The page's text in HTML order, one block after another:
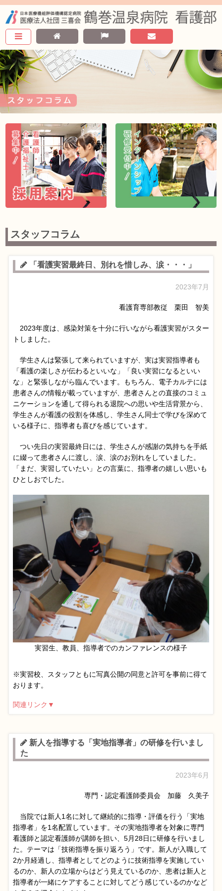
スタッフコラム
「看護実習最終日、別れを惜しみ、涙・・・」
2023年7月
看護育専部教従 栗田 智美
2023年度は、感染対策を十分に行いながら看護実習がスター
トしました。
学生さんは緊張して来られていますが、実は実習指導者も
「看護の楽しさが伝わるといいな」「良い実習になるといい
な」と緊張しながら臨んでいます。もちろん、電子カルテには
患者さんの情報が載っていますが、患者さんとの直接のコミュ
ニケーションを通して得られる退院への思いや生活背景から、
学生さんが看護の役割を体感し、学生さん同士で学びを深めて
いる様子に、指導者も喜びを感じています。
つい先日の実習最終日には、学生さんが感謝の気持ちを手紙
に綴って患者さんに渡し、涙、涙のお別れをしていました。
「まだ、実習していたい」との言葉に、指導者の嬉しい思いも
ひとしおでした。
実習生、教員、指導者でのカンファレンスの様子
※実習校、スタッフともに写真公開の同意と許可を事前に得て
おります。
関連リンク▼
新人を指導する「実地指導者」の研修を行いまし
た
2023年6月
専門・認定看護師委員会 加藤 久美子
当院では新人1名に対して継続的に指導・評価を行う「実地
指導者」を1名配置しています。その実地指導者を対象に専門
看護師と認定看護師が講師を担い、5月28日に研修を行いまし
た。テーマは「技術指導を振り返ろう」です。新人が入職して
2か月経過し、指導者としてどのように技術指導を実施してい
るのか、新人の立場からはどう見えているのか、患者は新人と
指導者が一緒にケアすることに対してどう感じているのかなど